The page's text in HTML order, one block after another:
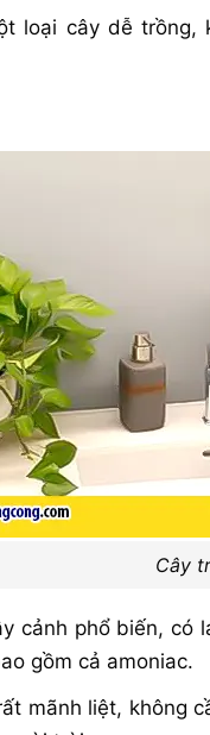
loại cây dễ
Cây
cảnh phổ biến, có
gồm cả amoniac.
mãnh liệt, không